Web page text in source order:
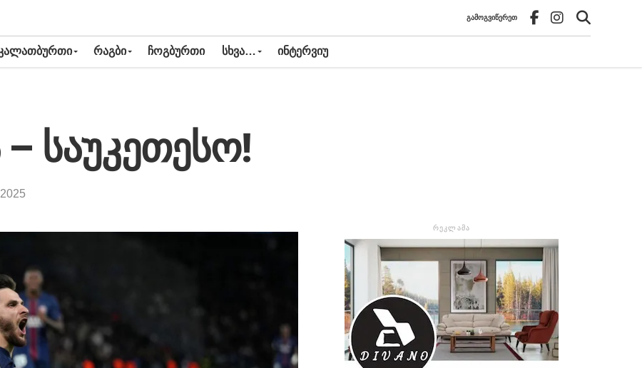
ᲒᲐᲛᲝᲒᲕᲘᲬᲔᲠᲔᲗ
ᲠᲐᲒᲑᲘ ᲩᲝᲒᲑᲣᲠᲗᲘ ᲡᲮᲕᲐ… ᲘᲜᲢᲔᲠᲕᲘᲣ
საუკეთესო!
ᲠᲔᲙᲚᲐᲛᲐ